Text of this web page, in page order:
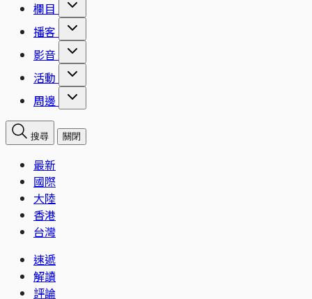
欄目
播客
影音
活動
周邊
搜尋 關閉
最新
國際
大陸
香港
台灣
速遞
解讀
評論